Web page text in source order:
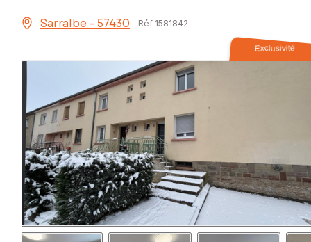
Sarralbe - 57430 Réf 1581842
Exclusivité